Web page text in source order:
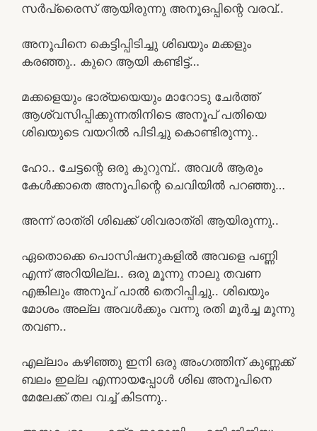
സർപ്രൈസ് ആയിരുന്നു അനൂഒപ്പിന്റെ വരവ്..
അനൂപിനെ കെട്ടിപ്പിടിച്ചു ശിഖയും മക്കളും
കരഞ്ഞു.. കുറെ ആയി കണ്ടിട്ട്…
മക്കളെയും ഭാര്യയെയും മാറോടു ചേർത്ത്
ആശ്വസിപ്പിക്കുന്നതിനിടെ അനൂപ് പതിയെ
ശിഖയുടെ വയറിൽ പിടിച്ചു കൊണ്ടിരുന്നു..
ഹോ.. ചേട്ടന്റെ ഒരു കുറുമ്പ്.. അവൾ ആരും
കേൾക്കാതെ അനൂപിന്റെ ചെവിയിൽ പറഞ്ഞു…
അന്ന് രാത്രി ശിഖക്ക് ശിവരാത്രി ആയിരുന്നു..
ഏതൊക്കെ പൊസിഷനുകളിൽ അവളെ പണ്ണി
എന്ന് അറിയില്ല.. ഒരു മൂന്നു നാലു തവണ
എങ്കിലും അനൂപ് പാൽ തെറിപ്പിച്ചു.. ശിഖയും
മോശം അല്ല അവൾക്കും വന്നു രതി മൂർച്ച മൂന്നു
തവണ..
എല്ലാം കഴിഞ്ഞു ഇനി ഒരു അംഗത്തിന് കുണ്ണക്ക്
ബലം ഇല്ല എന്നായപ്പോൾ ശിഖ അനൂപിനെ
മേലേക്ക് തല വച്ച് കിടന്നു..